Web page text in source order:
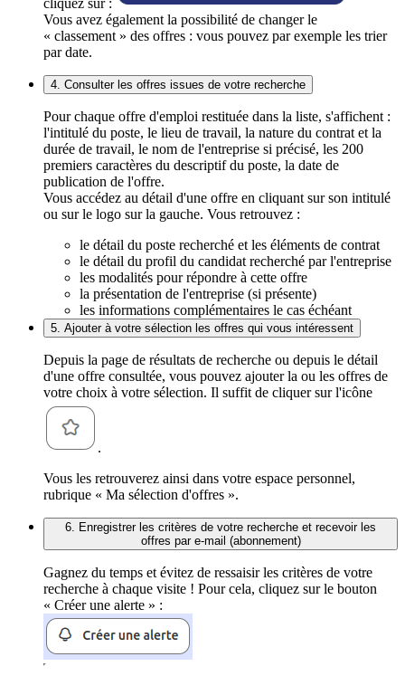
cliquez sur :
Vous avez également la possibilité de changer le
« classement » des offres : vous pouvez par exemple les trier
par date.
4. Consulter les offres issues de votre recherche
Pour chaque offre d'emploi restituée dans la liste, s'affichent :
l'intitulé du poste, le lieu de travail, la nature du contrat et la
durée de travail, le nom de l'entreprise si précisé, les 200
premiers caractères du descriptif du poste, la date de
publication de l'offre.
Vous accédez au détail d'une offre en cliquant sur son intitulé
ou sur le logo sur la gauche. Vous retrouvez :
le détail du poste recherché et les éléments de contrat
le détail du profil du candidat recherché par l'entreprise
les modalités pour répondre à cette offre
la présentation de l'entreprise (si présente)
les informations complémentaires le cas échéant
5. Ajouter à votre sélection les offres qui vous intéressent
Depuis la page de résultats de recherche ou depuis le détail
d'une offre consultée, vous pouvez ajouter la ou les offres de
votre choix à votre sélection. Il suffit de cliquer sur l'icône
.
Vous les retrouverez ainsi dans votre espace personnel,
rubrique « Ma sélection d'offres ».
6. Enregistrer les critères de votre recherche et recevoir les
offres par e-mail (abonnement)
Gagnez du temps et évitez de ressaisir les critères de votre
recherche à chaque visite ! Pour cela, cliquez sur le bouton
« Créer une alerte » :